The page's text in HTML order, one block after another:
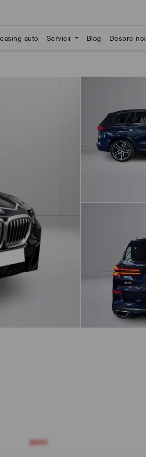
auto Servicii Blog Despre noi
BMW